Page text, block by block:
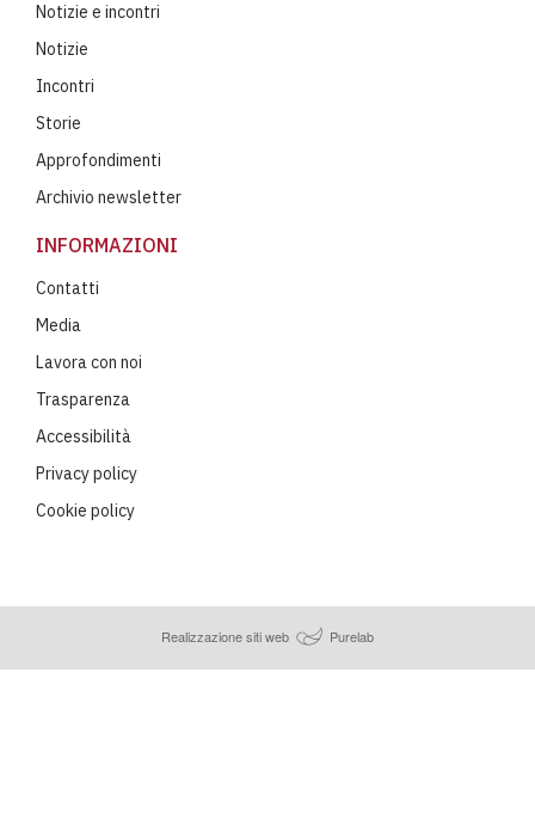
Notizie e incontri
Notizie
Incontri
Storie
Approfondimenti
Archivio newsletter
INFORMAZIONI
Contatti
Media
Lavora con noi
Trasparenza
Accessibilità
Privacy policy
Cookie policy
Realizzazione siti web Purelab